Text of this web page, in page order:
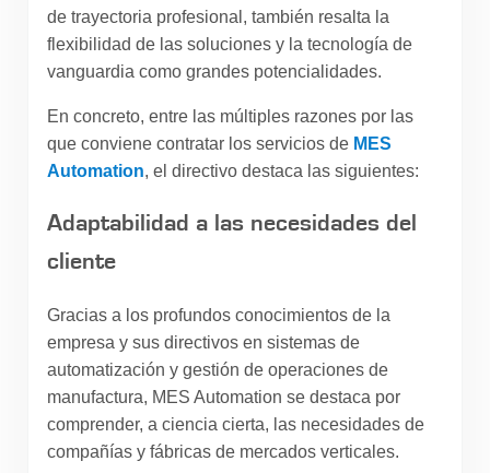
de trayectoria profesional, también resalta la
flexibilidad de las soluciones y la tecnología de
vanguardia como grandes potencialidades.
En concreto, entre las múltiples razones por las
que conviene contratar los servicios de MES
Automation, el directivo destaca las siguientes:
Adaptabilidad a las necesidades del
cliente
Gracias a los profundos conocimientos de la
empresa y sus directivos en sistemas de
automatización y gestión de operaciones de
manufactura, MES Automation se destaca por
comprender, a ciencia cierta, las necesidades de
compañías y fábricas de mercados verticales.